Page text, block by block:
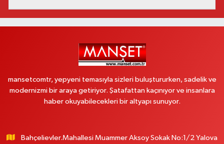
mansetcomtr, yepyeni temasıyla sizleri buluştururken, sadelik ve
modernizmi bir araya getiriyor. Şatafattan kaçınıyor ve insanlara
haber okuyabilecekleri bir altyapı sunuyor.
Bahçelievler.Mahallesi Muammer Aksoy Sokak No:1/2 Yalova